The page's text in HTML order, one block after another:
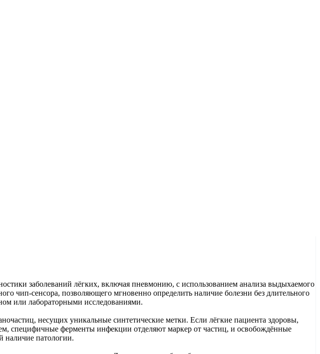
заболеваний лёгких, включая пневмонию, с использованием анализа выдыхаемого
чип-сенсора, позволяющего мгновенно определить наличие болезни без длительного
или лабораторными исследованиями.
несущих уникальные синтетические метки. Если лёгкие пациента здоровы,
специфичные ферменты инфекции отделяют маркер от частиц, и освобождённые
наличие патологии.